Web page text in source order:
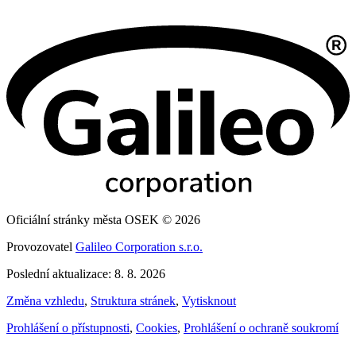
Oficiální stránky města OSEK © 2026
Provozovatel Galileo Corporation s.r.o.
Poslední aktualizace: 8. 8. 2026
Změna vzhledu, Struktura stránek, Vytisknout
Prohlášení o přístupnosti, Cookies, Prohlášení o ochraně soukromí